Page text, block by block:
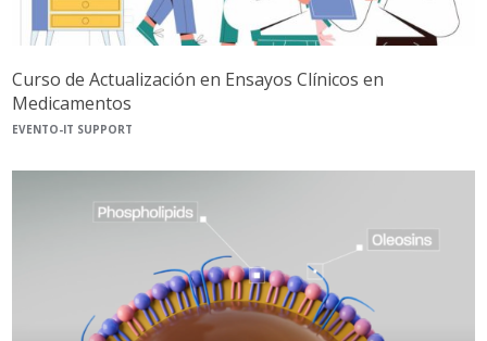
Curso de Actualización en Ensayos Clínicos en
Medicamentos
EVENTO-IT SUPPORT